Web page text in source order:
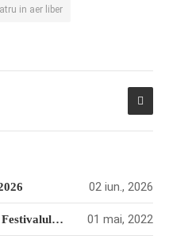
in aer liber
02 iun., 2026
Motive peste motive să devorăm Festivalul Shakespeare 2022 01 mai, 2022